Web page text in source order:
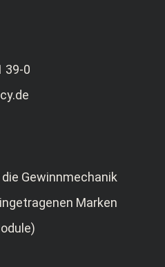
39-0
Gewinnmechanik
Marken